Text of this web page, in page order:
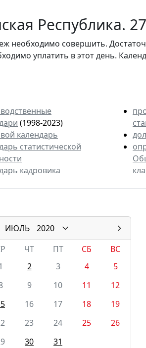
Республика.
необходимо совершить.
уплатить в этот день.
(1998-2023)
календарь
статистической
кадровика
ИЮЛЬ
2020
ЧТ ПТ СБ
ВС
2 3 4
5
9 10 11
12
16 17 18
19
23 24 25
26
30 31